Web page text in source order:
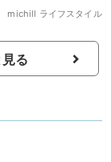
michill ライフスタイル
る